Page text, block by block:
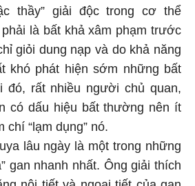
thầy” giải độc trong cơ thể
là bất khả xâm phạm trước
giỏi dung nạp và do khả năng
khó phát hiện sớm những bất
đó, rất nhiều người chủ quan,
có dấu hiệu bất thường nên ít
chí “lạm dụng” nó.
lâu ngày là một trong những
gan nhanh nhất. Ông giải thích